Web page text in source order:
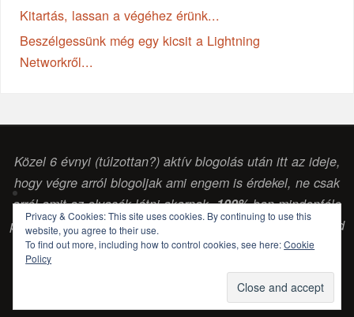
Kitartás, lassan a végéhez érünk...
Beszélgessünk még egy kicsit a Lightning
Networkről...
Közel 6 évnyi (túlzottan?) aktív blogolás után itt az ideje,
hogy végre arról blogoljak ami engem is érdekel, ne csak
arról amit az olvasók látni akarnak.100%-ban mindenféle
pénzintézettől vagy egyéb vállalkozástól független szabad
gondolkodású (sokszor laikus, de legalább) érdeklődő
blog. (Csabai Csaba, blogger...)
WORDPRESS.
Privacy & Cookies: This site uses cookies. By continuing to use this
website, you agree to their use.
To find out more, including how to control cookies, see here:Cookie
Policy